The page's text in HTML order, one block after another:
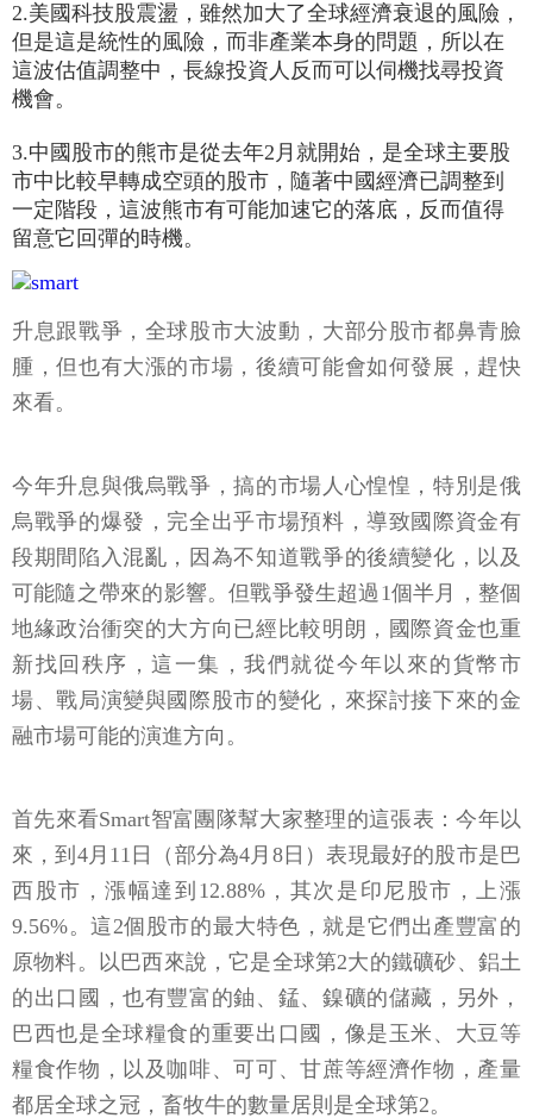
2.美國科技股震盪，雖然加大了全球經濟衰退的風險，
但是這是統性的風險，而非產業本身的問題，所以在
這波估值調整中，長線投資人反而可以伺機找尋投資
機會。
3.中國股市的熊市是從去年2月就開始，是全球主要股
市中比較早轉成空頭的股市，隨著中國經濟已調整到
一定階段，這波熊市有可能加速它的落底，反而值得
留意它回彈的時機。
升息跟戰爭，全球股市大波動，大部分股市都鼻青臉
腫，但也有大漲的市場，後續可能會如何發展，趕快
來看。
今年升息與俄烏戰爭，搞的市場人心惶惶，特別是俄
烏戰爭的爆發，完全出乎市場預料，導致國際資金有
段期間陷入混亂，因為不知道戰爭的後續變化，以及
可能隨之帶來的影響。但戰爭發生超過1個半月，整個
地緣政治衝突的大方向已經比較明朗，國際資金也重
新找回秩序，這一集，我們就從今年以來的貨幣市
場、戰局演變與國際股市的變化，來探討接下來的金
融市場可能的演進方向。
首先來看Smart智富團隊幫大家整理的這張表：今年以
來，到4月11日（部分為4月8日）表現最好的股市是巴
西股市，漲幅達到12.88%，其次是印尼股市，上漲
9.56%。這2個股市的最大特色，就是它們出產豐富的
原物料。以巴西來說，它是全球第2大的鐵礦砂、鋁土
的出口國，也有豐富的鈾、錳、鎳礦的儲藏，另外，
巴西也是全球糧食的重要出口國，像是玉米、大豆等
糧食作物，以及咖啡、可可、甘蔗等經濟作物，產量
都居全球之冠，畜牧牛的數量居則是全球第2。